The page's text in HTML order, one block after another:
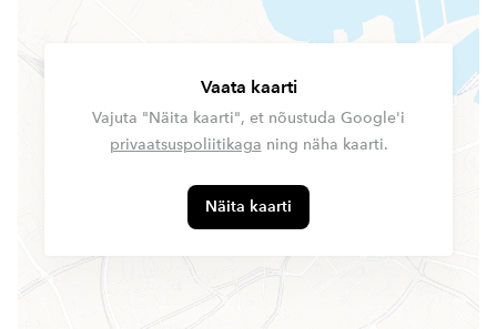
Vaata kaarti
Vajuta "Näita kaarti", et nõustuda Google'i
privaatsuspoliitikaga ning näha kaarti.
Näita kaarti